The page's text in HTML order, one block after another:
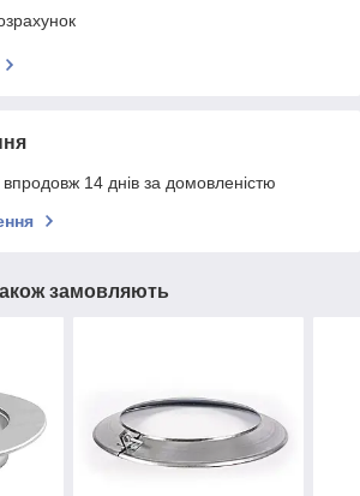
14 днів за домовленістю
замовляють